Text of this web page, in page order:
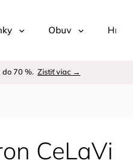
Obuv Hračky
70 %. Zistiť viac →
CeLaVi